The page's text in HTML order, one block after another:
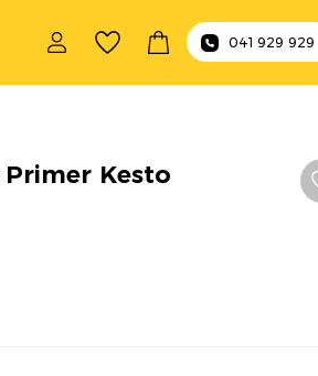
041 929 929
Kesto